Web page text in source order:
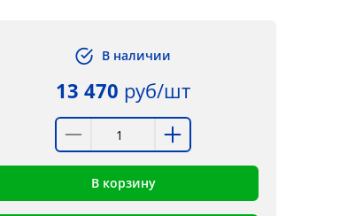
В наличии
13 470 руб/шт
В корзину